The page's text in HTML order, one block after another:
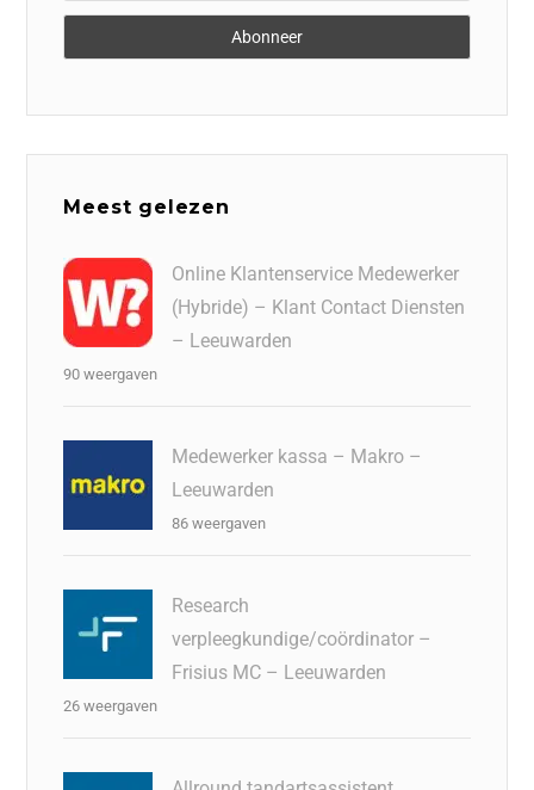
Meest gelezen
Online Klantenservice Medewerker
(Hybride) – Klant Contact Diensten
– Leeuwarden
90 weergaven
Medewerker kassa – Makro –
Leeuwarden
86 weergaven
Research
verpleegkundige/coördinator –
Frisius MC – Leeuwarden
26 weergaven